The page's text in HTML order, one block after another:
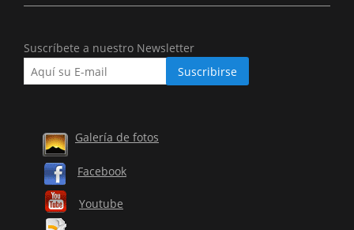
Suscríbete a nuestro Newsletter
Galería de fotos
Facebook
Youtube